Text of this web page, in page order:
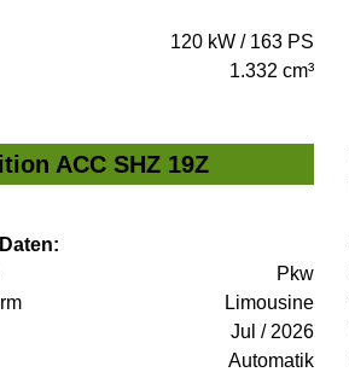
120 kW / 163 PS
1.332 cm³
ACC SHZ 19Z
Pkw
Limousine
Jul / 2026
Automatik